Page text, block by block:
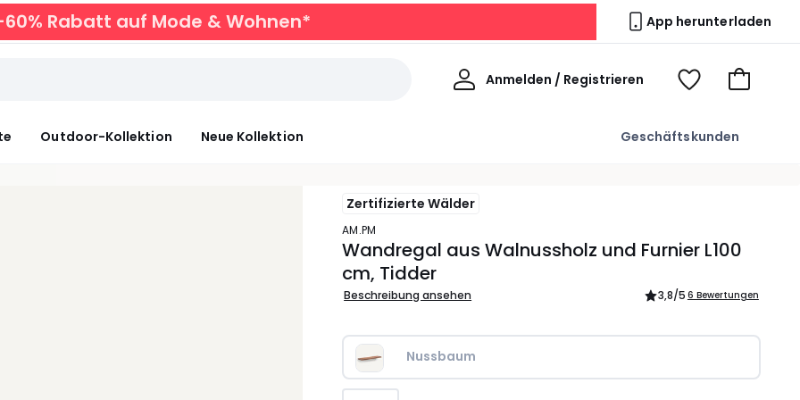
-60% Rabatt auf Mode & Wohnen* App herunterladen
Outdoor-Kollektion Neue Kollektion Geschäftskunden
Anmelden / Registrieren
Willkommen
Voir
Zum
Zertifizierte Wälder
AM.PM
Wandregal aus Walnussholz und Furnier L100
cm, Tidder
Beschreibung ansehen 3,8/5 6 Bewertungen
Nussbaum